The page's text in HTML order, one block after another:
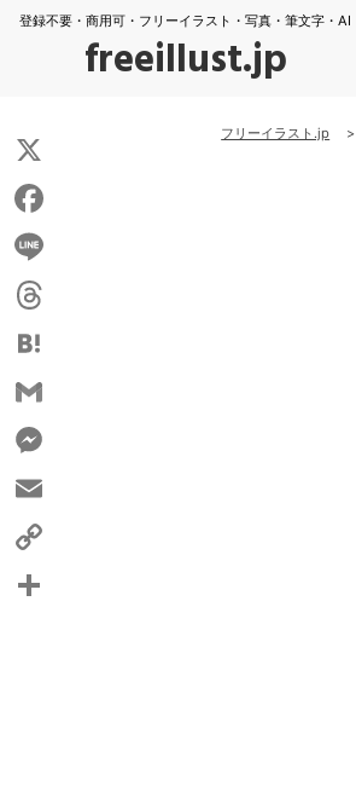
登録不要・商用可・フリーイラスト・写真・筆文字・AI
freeillust.jp
フリーイラスト.jp >
X
Facebook
Line
Threads
Hatena
Gmail
Messenger
Email
Copy